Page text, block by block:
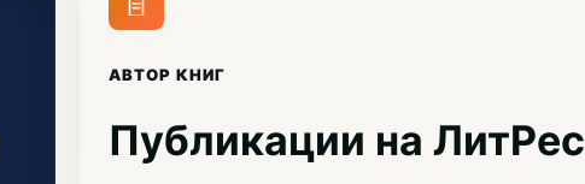
АВТОР КНИГ
Публикации на ЛитРес